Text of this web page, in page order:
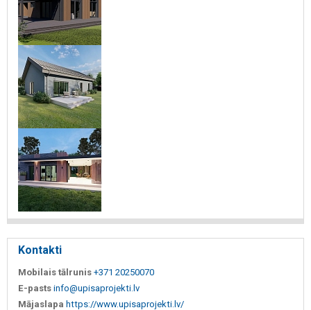
Kontakti
Mobilais tālrunis +371 20250070
E-pasts info@upisaprojekti.lv
Mājaslapa https://www.upisaprojekti.lv/